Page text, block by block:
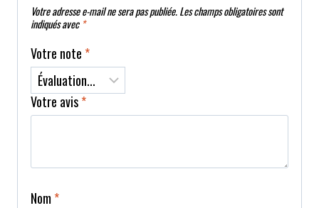
Votre adresse e-mail ne sera pas publiée.Les champs obligatoires sont
indiqués avec *
Votre note *
Votre avis*
Nom *